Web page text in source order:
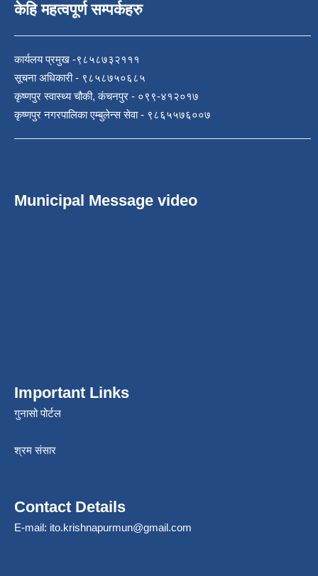
केहि महत्वपूर्ण सम्पर्कहरु
कार्यलय प्रमुख -९८५८७३२१११
सूचना अधिकारी - ९८५८७५०६८५
कृष्णपुर स्वास्थ्य चौकी, कंचनपुर - ०९९-४१२०१७
कृष्णपुर नगरपालिका एम्बुलेन्स सेवा - ९८६५५७६००७
Municipal Message video
Important Links
गुनासो पोर्टल
श्रम संसार
Contact Details
E-mail: ito.krishnapurmun@gmail.com